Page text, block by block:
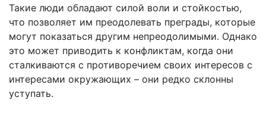
Такие люди обладают силой воли и стойкостью,
что позволяет им преодолевать преграды, которые
могут показаться другим непреодолимыми. Однако
это может приводить к конфликтам, когда они
сталкиваются с противоречием своих интересов с
интересами окружающих – они редко склонны
уступать.